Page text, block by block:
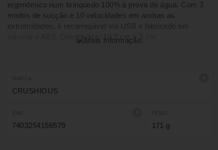
ergonómico num brinquedo 100% à prova de água. Com 3
modos de sucção e 10 velocidades em ambas as
extremidades, é recarregável via USB e fabricado em
silicone e ABS. Dimensões: 18,3 cm x 3 cm.
CRUSHIOUS
7403254156579 171 g